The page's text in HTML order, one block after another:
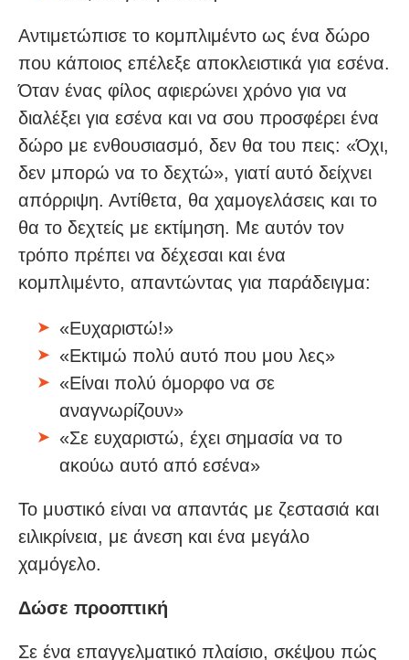
Αντιμετώπισε το κομπλιμέντο ως ένα δώρο
που κάποιος επέλεξε αποκλειστικά για εσένα.
Όταν ένας φίλος αφιερώνει χρόνο για να
διαλέξει για εσένα και να σου προσφέρει ένα
δώρο με ενθουσιασμό, δεν θα του πεις: «Όχι,
δεν μπορώ να το δεχτώ», γιατί αυτό δείχνει
απόρριψη. Αντίθετα, θα χαμογελάσεις και το
θα το δεχτείς με εκτίμηση. Με αυτόν τον
τρόπο πρέπει να δέχεσαι και ένα
κομπλιμέντο, απαντώντας για παράδειγμα:
«Ευχαριστώ!»
«Εκτιμώ πολύ αυτό που μου λες»
«Είναι πολύ όμορφο να σε
αναγνωρίζουν»
«Σε ευχαριστώ, έχει σημασία να το
ακούω αυτό από εσένα»
Το μυστικό είναι να απαντάς με ζεστασιά και
ειλικρίνεια, με άνεση και ένα μεγάλο
χαμόγελο.
Δώσε προοπτική
Σε ένα επαγγελματικό πλαίσιο, σκέψου πώς